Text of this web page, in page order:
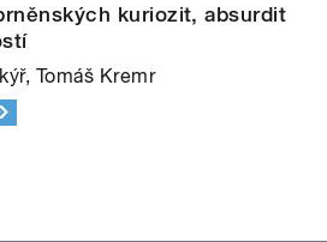
kuriozit, absurdit
Tomáš Kremr